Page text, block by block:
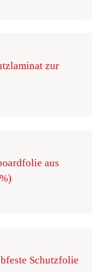
zur
aus
Schutzfolie